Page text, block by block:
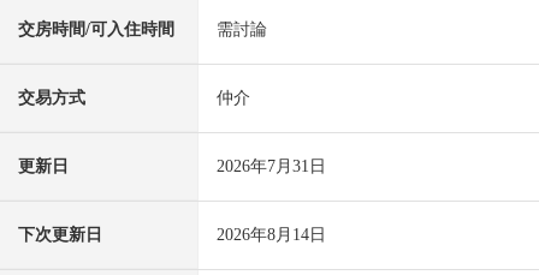
交房時間/可入住時間 需討論
交易方式 仲介
更新日 2026年7月31日
下次更新日 2026年8月14日